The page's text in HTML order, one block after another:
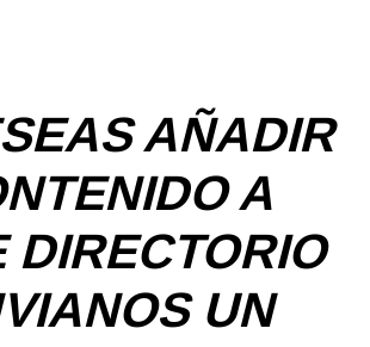
AÑADIR
A
DIRECTORIO
UN